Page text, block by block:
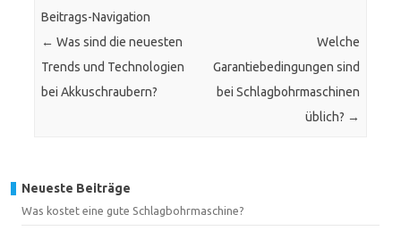
Beitrags-Navigation
← Was sind die neuesten
Trends und Technologien
bei Akkuschraubern?
Welche
Garantiebedingungen sind
bei Schlagbohrmaschinen
üblich? →
Neueste Beiträge
Was kostet eine gute Schlagbohrmaschine?